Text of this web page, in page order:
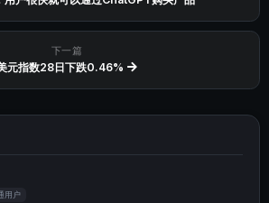
下一篇
元指数28日下跌0.46%
用户